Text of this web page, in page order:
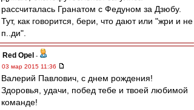
рассчиталась Гранатом с Федуном за Дзюбу.
Тут, как говорится, бери, что дают или "жри и не
п..ди".
Red Opel -
03 мар 2015 11:36
Валерий Павлович, с днем рождения!
Здоровья, удачи, побед тебе и твоей любимой
команде!